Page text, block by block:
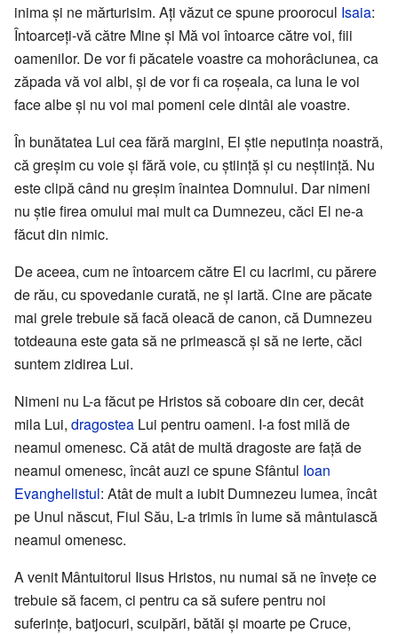
inima și ne mărturisim. Ați văzut ce spune proorocul Isaia:
Întoarceți-vă către Mine și Mă voi întoarce către voi, fiii
oamenilor. De vor fi păcatele voastre ca mohorâciunea, ca
zăpada vă voi albi, și de vor fi ca roșeala, ca luna le voi
face albe și nu voi mai pomeni cele dintâi ale voastre.
În bunătatea Lui cea fără margini, El știe neputința noastră,
că greșim cu voie și fără voie, cu știință și cu neștiință. Nu
este clipă când nu greșim înaintea Domnului. Dar nimeni
nu știe firea omului mai mult ca Dumnezeu, căci El ne-a
făcut din nimic.
De aceea, cum ne întoarcem către El cu lacrimi, cu părere
de rău, cu spovedanie curată, ne și iartă. Cine are păcate
mai grele trebuie să facă oleacă de canon, că Dumnezeu
totdeauna este gata să ne primească și să ne ierte, căci
suntem zidirea Lui.
Nimeni nu L-a făcut pe Hristos să coboare din cer, decât
mila Lui, dragostea Lui pentru oameni. I-a fost milă de
neamul omenesc. Că atât de multă dragoste are față de
neamul omenesc, încât auzi ce spune Sfântul Ioan
Evanghelistul: Atât de mult a iubit Dumnezeu lumea, încât
pe Unul născut, Fiul Său, L-a trimis în lume să mântuiască
neamul omenesc.
A venit Mântuitorul Iisus Hristos, nu numai să ne învețe ce
trebuie să facem, ci pentru ca să sufere pentru noi
suferințe, batjocuri, scuipări, bătăi și moarte pe Cruce,